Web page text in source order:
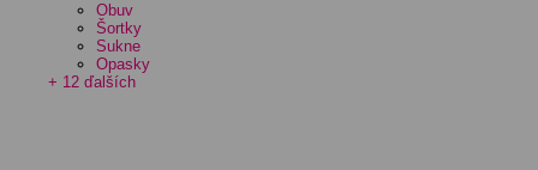
Obuv
Šortky
Sukne
Opasky
+ 12 ďalších